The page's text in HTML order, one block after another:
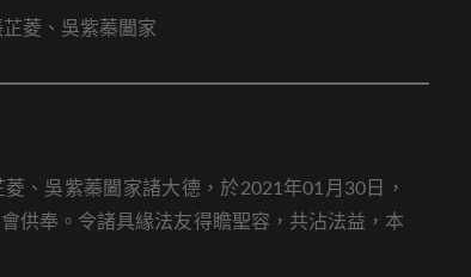
菱、吳紫蓁闔家
、吳紫蓁闔家諸大德，於2021年01月30日，
供奉。令諸具緣法友得瞻聖容，共沾法益，本